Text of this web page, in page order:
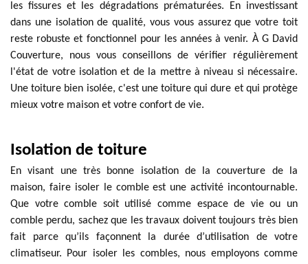
les fissures et les dégradations prématurées. En investissant
dans une isolation de qualité, vous vous assurez que votre toit
reste robuste et fonctionnel pour les années à venir. À G David
Couverture, nous vous conseillons de vérifier régulièrement
l'état de votre isolation et de la mettre à niveau si nécessaire.
Une toiture bien isolée, c'est une toiture qui dure et qui protège
mieux votre maison et votre confort de vie.
Isolation de toiture
En visant une très bonne isolation de la couverture de la
maison, faire isoler le comble est une activité incontournable.
Que votre comble soit utilisé comme espace de vie ou un
comble perdu, sachez que les travaux doivent toujours très bien
fait parce qu’ils façonnent la durée d’utilisation de votre
climatiseur. Pour isoler les combles, nous employons comme